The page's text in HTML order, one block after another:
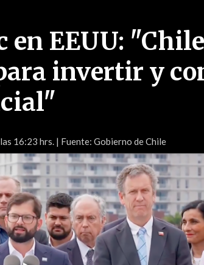
en EEUU:
invertir y
16:23 hrs. | Fuente: Gobierno de Chile